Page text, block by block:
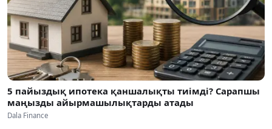
5 пайыздық ипотека қаншалықты тиімді? Сарапшы
маңызды айырмашылықтарды атады
Dala Finance